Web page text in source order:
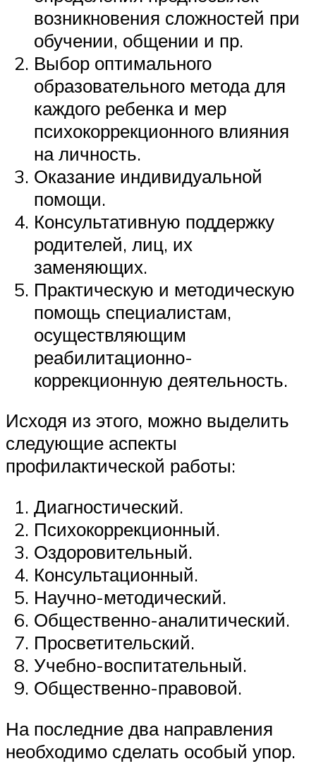
возникновения сложностей при
обучении, общении и пр.
Выбор оптимального
образовательного метода для
каждого ребенка и мер
психокоррекционного влияния
на личность.
Оказание индивидуальной
помощи.
Консультативную поддержку
родителей, лиц, их
заменяющих.
Практическую и методическую
помощь специалистам,
осуществляющим
реабилитационно-
коррекционную деятельность.
Исходя из этого, можно выделить
следующие аспекты
профилактической работы:
Диагностический.
Психокоррекционный.
Оздоровительный.
Консультационный.
Научно-методический.
Общественно-аналитический.
Просветительский.
Учебно-воспитательный.
Общественно-правовой.
На последние два направления
необходимо сделать особый упор.